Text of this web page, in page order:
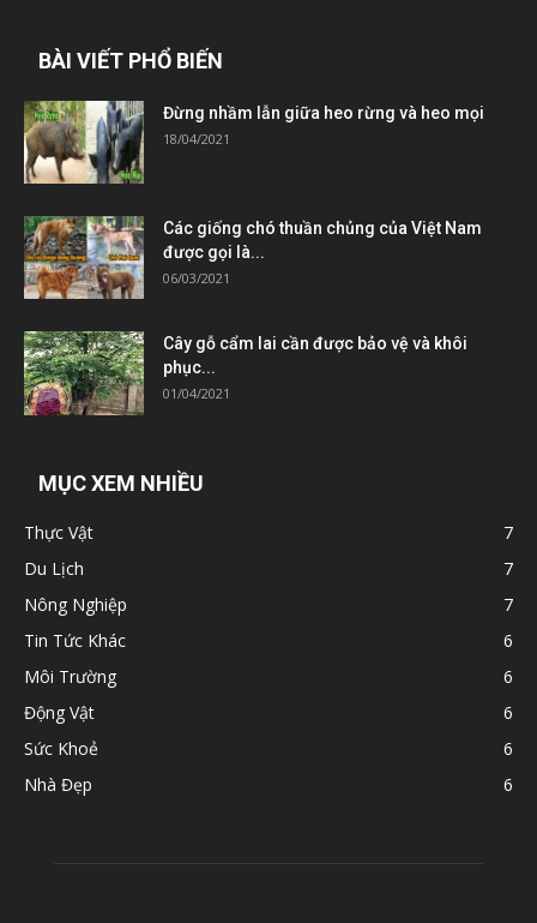
BÀI VIẾT PHỔ BIẾN
Đừng nhầm lẫn giữa heo rừng và heo mọi
18/04/2021
Các giống chó thuần chủng của Việt Nam
được gọi là...
06/03/2021
Cây gỗ cẩm lai cần được bảo vệ và khôi
phục...
01/04/2021
MỤC XEM NHIỀU
Thực Vật
7
Du Lịch
7
Nông Nghiệp
7
Tin Tức Khác
6
Môi Trường
6
Động Vật
6
Sức Khoẻ
6
Nhà Đẹp
6